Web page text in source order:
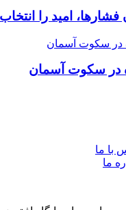
امید را
در سکوت آسمان
با ما
ما